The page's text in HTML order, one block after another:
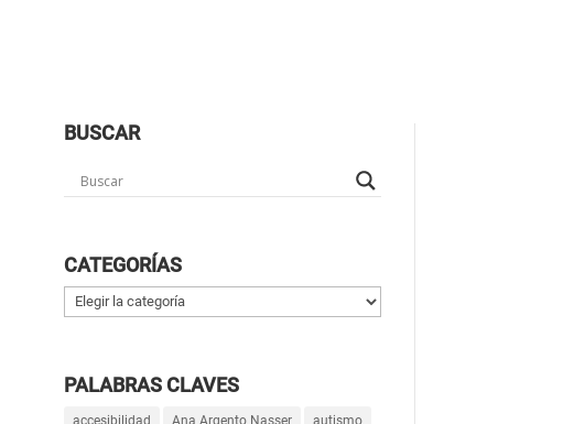
BUSCAR
CATEGORÍAS
Categorías
PALABRAS CLAVES
accesibilidad Ana Argento Nasser autismo